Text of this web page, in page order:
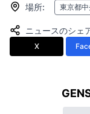
場所: 東京都
ニュースのシェ
X